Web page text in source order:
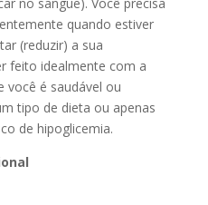
quando estiver
(reduzir) a sua
feito idealmente com a
você é saudável ou
tipo de dieta ou apenas
de hipoglicemia.